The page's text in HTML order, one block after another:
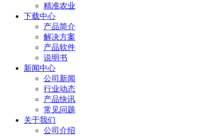
精准农业
下载中心
产品简介
解决方案
产品软件
说明书
新闻中心
公司新闻
行业动态
产品快讯
常见问题
关于我们
公司介绍